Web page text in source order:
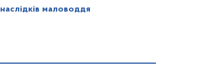
наслідків маловоддя